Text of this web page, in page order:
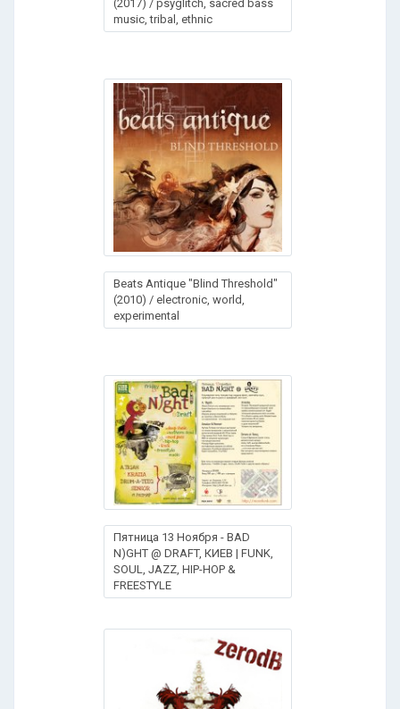
(2017) / psyglitch, sacred bass
music, tribal, ethnic
Beats Antique "Blind Threshold"
(2010) / electronic, world,
experimental
Пятница 13 Ноября - BAD
N)GHT @ DRAFT, КИЕВ | FUNK,
SOUL, JAZZ, HIP-HOP &
FREESTYLE